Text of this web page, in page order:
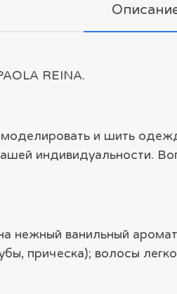
REINA.
и шить
индивидуальности.
нежный ванильный
прическа); волосы